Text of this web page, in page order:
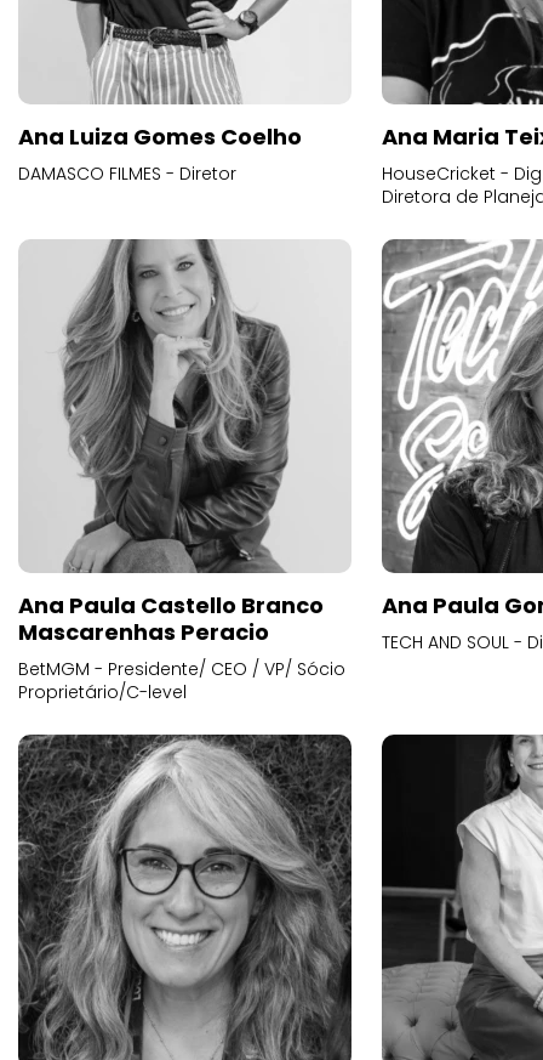
Ana Luiza Gomes Coelho
DAMASCO FILMES - Diretor
Ana Maria
HouseCricket -
Diretora de
Ana Paula Castello Branco
Mascarenhas Peracio
BetMGM - Presidente/ CEO / VP/ Sócio
Proprietário/C-level
Ana Paula
TECH AND SOUL